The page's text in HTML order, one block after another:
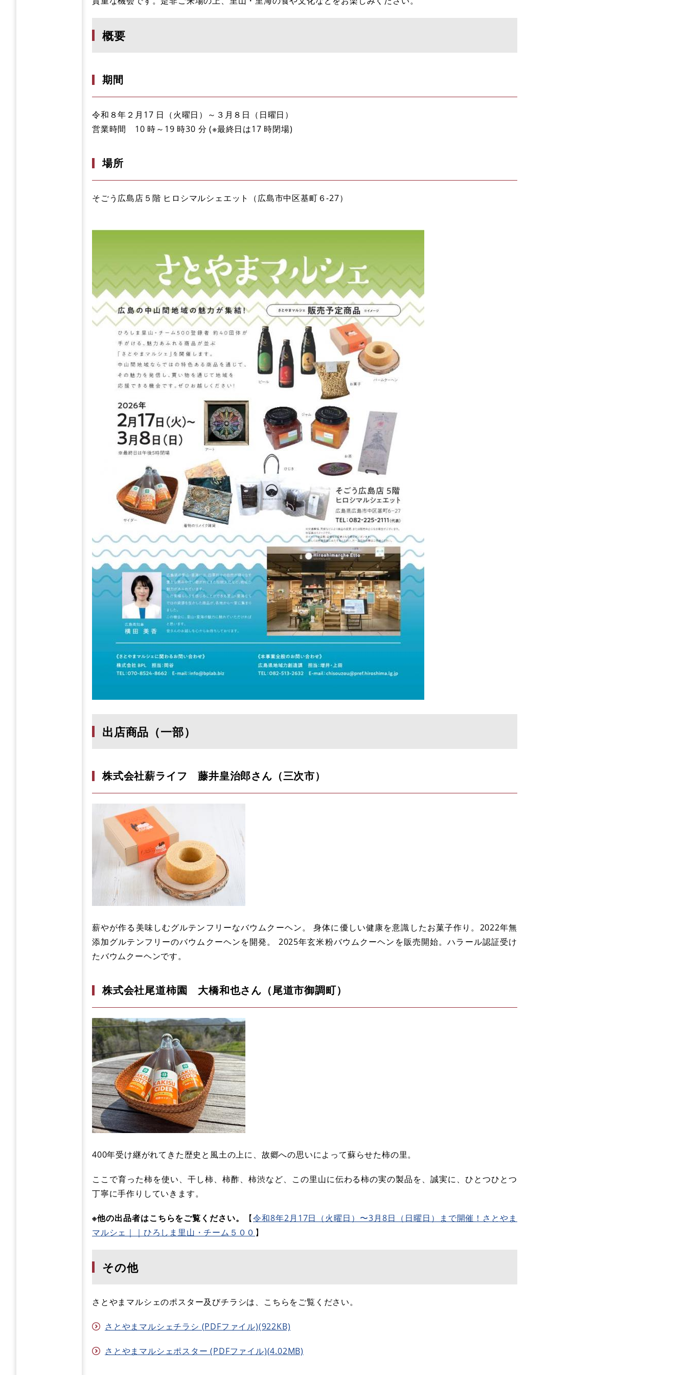
概要
期間
令和８年２月17 日（火曜日）～３月８日（日曜日）
営業時間 10 時～19 時30 分 (※最終日は17 時閉場)
場所
そごう広島店５階 ヒロシマルシェエット（広島市中区基町６-27）
出店商品（一部）
株式会社薪ライフ 藤井皇治郎さん（三次市）
薪やが作る美味しむグルテンフリーなバウムクーヘン。 身体に優しい健康を意識したお菓子作り。2022年無
添加グルテンフリーのバウムクーヘンを開発。 2025年玄米粉バウムクーヘンを販売開始。ハラール認証受け
たバウムクーヘンです。
株式会社尾道柿園 大橋和也さん（尾道市御調町）
400年受け継がれてきた歴史と風土の上に、故郷への思いによって蘇らせた柿の里。
ここで育った柿を使い、干し柿、柿酢、柿渋など、この里山に伝わる柿の実の製品を、誠実に、ひとつひとつ
丁寧に手作りしていきます。
※他の出品者はこちらをご覧ください。 【令和8年2月17日（火曜日）〜3月8日（日曜日）まで開催！さとやま
マルシェ｜｜ひろしま里山・チーム５００ 】
その他
さとやまマルシェのポスター及びチラシは、こちらをご覧ください。
さとやまマルシェチラシ (PDFファイル)(922KB)
さとやまマルシェポスター (PDFファイル)(4.02MB)